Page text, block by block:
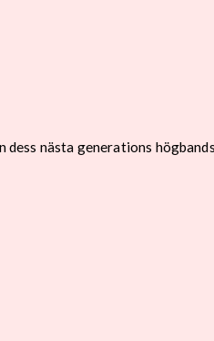
nästa generations